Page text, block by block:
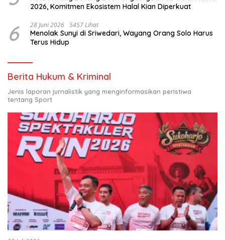
2026, Komitmen Ekosistem Halal Kian Diperkuat
6 28 Juni 2026 5457 Lihat
Menolak Sunyi di Sriwedari, Wayang Orang Solo Harus
Terus Hidup
Berita Hukum & Kriminal
Jenis laporan jurnalistik yang menginformasikan peristiwa
tentang Sport